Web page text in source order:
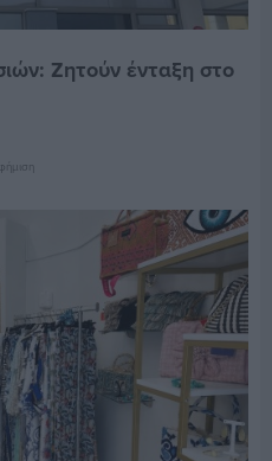
Ζητούν ένταξη στο